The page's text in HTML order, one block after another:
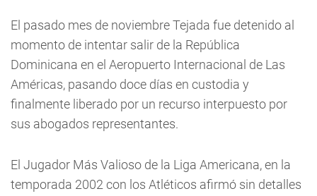
El pasado mes de noviembre Tejada fue detenido al
momento de intentar salir de la República
Dominicana en el Aeropuerto Internacional de Las
Américas, pasando doce días en custodia y
finalmente liberado por un recurso interpuesto por
sus abogados representantes.
El Jugador Más Valioso de la Liga Americana, en la
temporada 2002 con los Atléticos afirmó sin detalles